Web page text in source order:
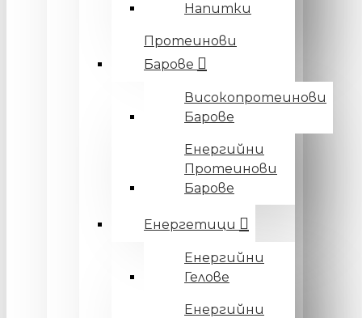
Напитки
Протеинови
Барове
Високопротеинови
Барове
Енергийни
Протеинови
Барове
Енергетици
Енергийни
Гелове
Енергийни